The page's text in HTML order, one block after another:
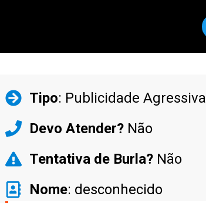
Tipo: Publicidade Agressiva
Devo Atender? Não
Tentativa de Burla? Não
Nome: desconhecido